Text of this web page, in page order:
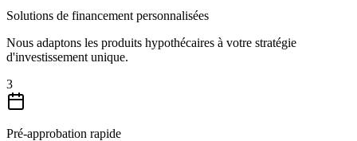
Solutions de financement personnalisées
Nous adaptons les produits hypothécaires à votre stratégie
d'investissement unique.
3
Pré-approbation rapide